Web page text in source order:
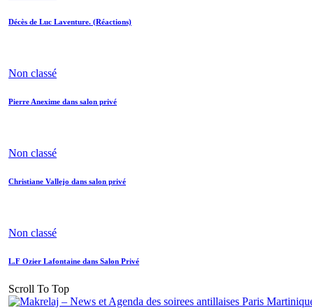
Décès de Luc Laventure. (Réactions)
Non classé
Pierre Anexime dans salon privé
Non classé
Christiane Vallejo dans salon privé
Non classé
L.F Ozier Lafontaine dans Salon Privé
Scroll To Top